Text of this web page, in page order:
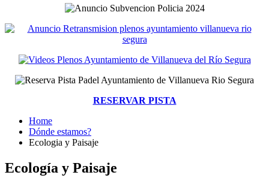
RESERVAR PISTA
Home
Dónde estamos?
Ecologia y Paisaje
Ecología y Paisaje